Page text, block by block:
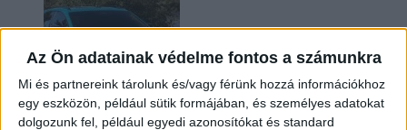
Az Ön adatainak védelme fontos a számunkra
Mi és partnereink tárolunk és/vagy férünk hozzá információkhoz
egy eszközön, például sütik formájában, és személyes adatokat
dolgozunk fel, például egyedi azonosítókat és standard